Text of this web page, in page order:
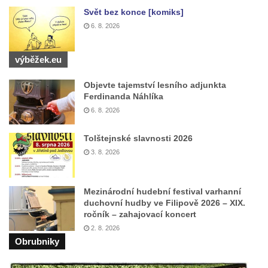
Pomník Přemysla Otakara II. v parku Na
Sadech v Českých Budějovicích
Socha Mateřství v parku Na Sadech v
Českých Budějovicích
Památník Otokara Mokrého v parku Na
Sadech v Českých Budějovicích
Poslední dochovaný tramvajový sloup na
Pražské třídě v Českých Budějovicích
Socha Civilizovaní na Husově třídě v
Českých Budějovicích
Socha svatého Jana Nepomuckého Na
Sadech u Mlýnské stoky v Českých
Budějovicích
Sochy brouků u Mlýnské stoky v Českých
Budějovicích
Svět bez konce [komiks]
6. 8. 2026
výběžek.eu
Objevte tajemství lesního adjunkta
Ferdinanda Náhlíka
6. 8. 2026
Tolštejnské slavnosti 2026
3. 8. 2026
Mezinárodní hudební festival varhanní
duchovní hudby ve Filipově 2026 – XIX.
ročník – zahajovací koncert
2. 8. 2026
Obrubniky